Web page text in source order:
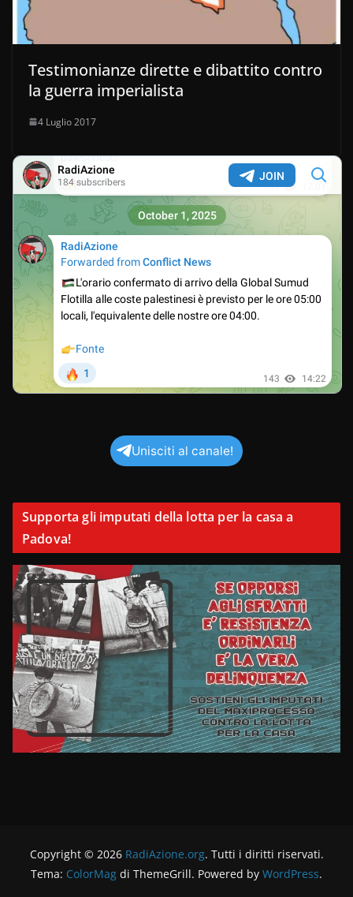
Testimonianze dirette e dibattito contro
la guerra imperialista
4 Luglio 2017
Unisciti al canale!
Supporta gli imputati della lotta per la casa a
Padova!
Copyright © 2026 RadiAzione.org. Tutti i diritti riservati.
Tema: ColorMag di ThemeGrill. Powered by WordPress.